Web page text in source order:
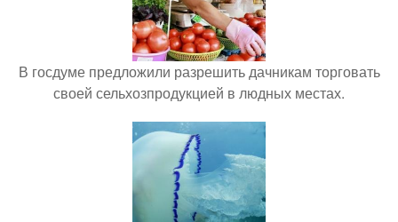
В госдуме предложили разрешить дачникам торговать
своей сельхозпродукцией в людных местах.